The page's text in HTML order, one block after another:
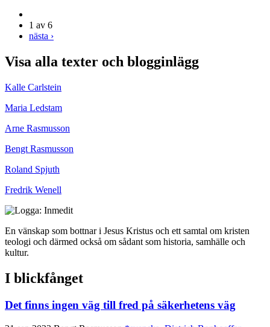
1 av 6
nästa ›
Visa alla texter och blogginlägg
Kalle Carlstein
Maria Ledstam
Arne Rasmusson
Bengt Rasmusson
Roland Spjuth
Fredrik Wenell
En vänskap som bottnar i Jesus Kristus och ett samtal om kristen
teologi och därmed också om sådant som historia, samhälle och
kultur.
I blickfånget
Det finns ingen väg till fred på säkerhetens väg